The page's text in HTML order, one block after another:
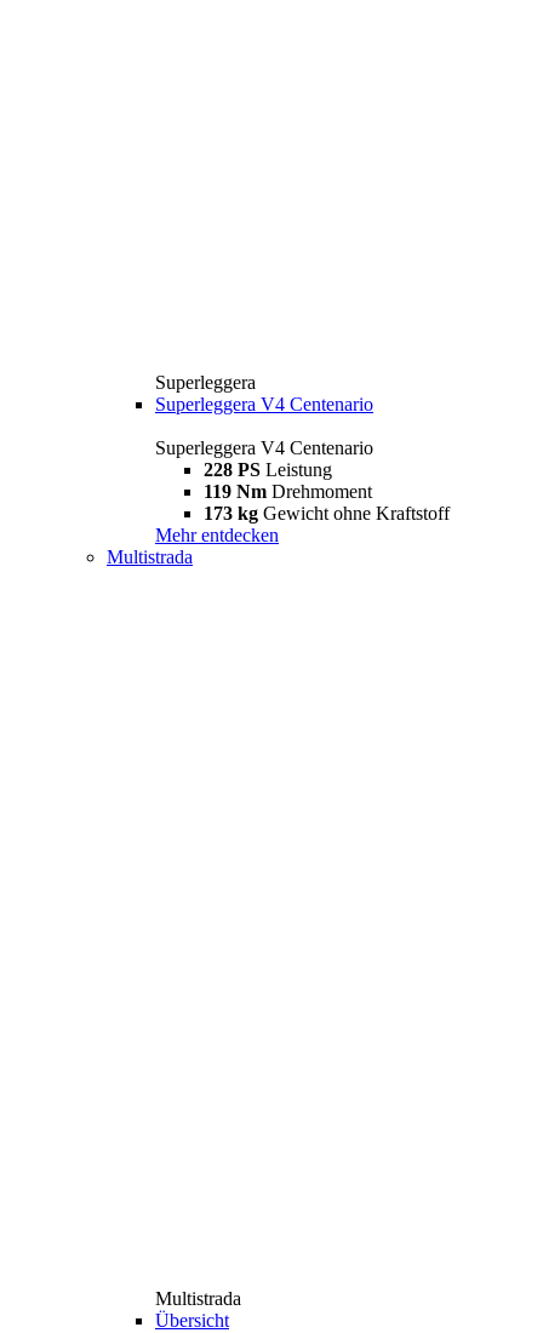
Superleggera
Superleggera V4 Centenario
Superleggera V4 Centenario
228 PS Leistung
119 Nm Drehmoment
173 kg Gewicht ohne Kraftstoff
Mehr entdecken
Multistrada
Multistrada
Übersicht